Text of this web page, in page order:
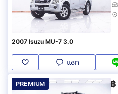
2007 Isuzu MU-7 3.0
แชท
PREMIUM ฿